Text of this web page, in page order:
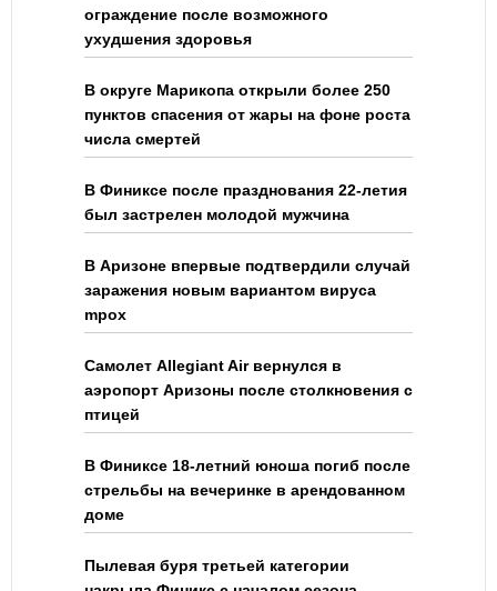
ограждение после возможного
ухудшения здоровья
В округе Марикопа открыли более 250
пунктов спасения от жары на фоне роста
числа смертей
В Финиксе после празднования 22-летия
был застрелен молодой мужчина
В Аризоне впервые подтвердили случай
заражения новым вариантом вируса
mpox
Самолет Allegiant Air вернулся в
аэропорт Аризоны после столкновения с
птицей
В Финиксе 18-летний юноша погиб после
стрельбы на вечеринке в арендованном
доме
Пылевая буря третьей категории